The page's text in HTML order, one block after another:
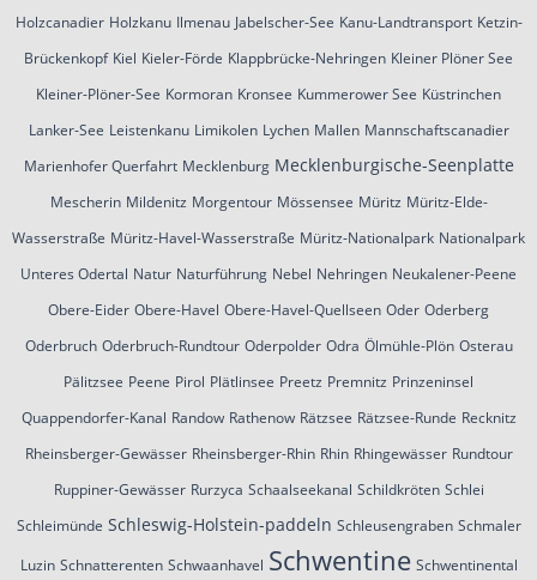
Holzcanadier Holzkanu Ilmenau Jabelscher-See Kanu-Landtransport Ketzin-
Brückenkopf Kiel Kieler-Förde Klappbrücke-Nehringen Kleiner Plöner See
Kleiner-Plöner-See Kormoran Kronsee Kummerower See Küstrinchen
Lanker-See Leistenkanu Limikolen Lychen Mallen Mannschaftscanadier
Marienhofer Querfahrt Mecklenburg Mecklenburgische-Seenplatte
Mescherin Mildenitz Morgentour Mössensee Müritz Müritz-Elde-
Wasserstraße Müritz-Havel-Wasserstraße Müritz-Nationalpark Nationalpark
Unteres Odertal Natur Naturführung Nebel Nehringen Neukalener-Peene
Obere-Eider Obere-Havel Obere-Havel-Quellseen Oder Oderberg
Oderbruch Oderbruch-Rundtour Oderpolder Odra Ölmühle-Plön Osterau
Pälitzsee Peene Pirol Plätlinsee Preetz Premnitz Prinzeninsel
Quappendorfer-Kanal Randow Rathenow Rätzsee Rätzsee-Runde Recknitz
Rheinsberger-Gewässer Rheinsberger-Rhin Rhin Rhingewässer Rundtour
Ruppiner-Gewässer Rurzyca Schaalseekanal Schildkröten Schlei
Schleimünde Schleswig-Holstein-paddeln Schleusengraben Schmaler
Luzin Schnatterenten Schwaanhavel Schwentine Schwentinental